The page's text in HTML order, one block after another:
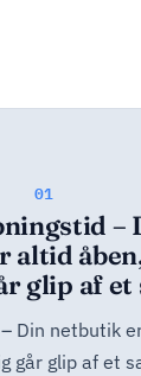
01
–
altid
glip af et
Din netbutik
går glip af et